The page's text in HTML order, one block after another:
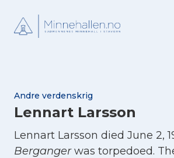
Andre verdenskrig
Lennart Larsson
Lennart Larsson died June 2,
Bergangerwas torpedoed.